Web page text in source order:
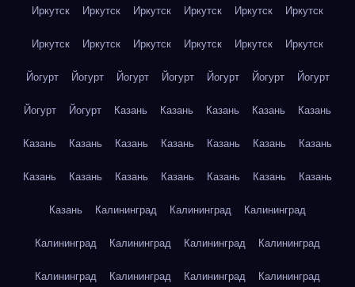
Иркутск Иркутск Иркутск Иркутск Иркутск Иркутск
Иркутск Иркутск Иркутск Иркутск Иркутск Иркутск
Йогурт Йогурт Йогурт Йогурт Йогурт Йогурт Йогурт
Йогурт Йогурт Казань Казань Казань Казань Казань
Казань Казань Казань Казань Казань Казань Казань
Казань Казань Казань Казань Казань Казань Казань
Казань Калининград Калининград Калининград
Калининград Калининград Калининград Калининград
Калининград Калининград Калининград Калининград